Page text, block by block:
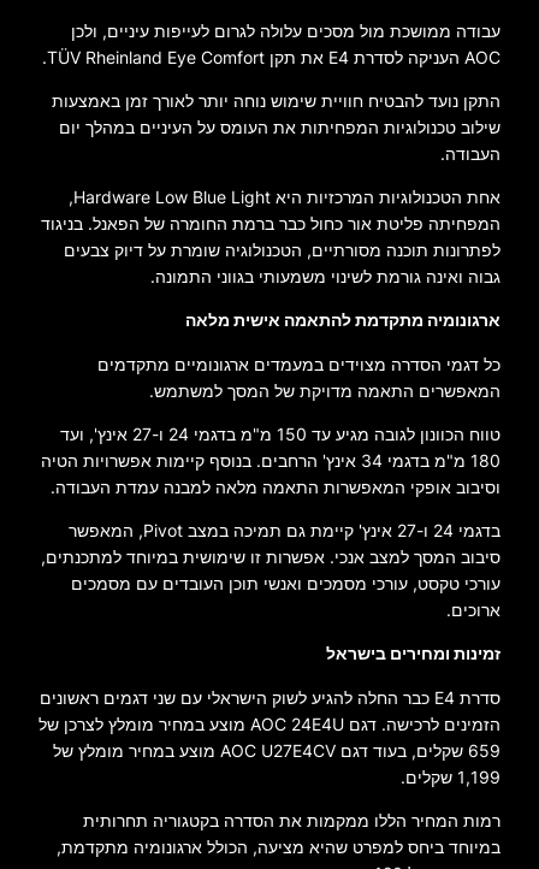
עבודה ממושכת מול מסכים עלולה לגרום לעייפות עיניים, ולכן
AOC העניקה לסדרת E4 את תקן TÜV Rheinland Eye Comfort.
התקן נועד להבטיח חוויית שימוש נוחה יותר לאורך זמן באמצעות
שילוב טכנולוגיות המפחיתות את העומס על העיניים במהלך יום
העבודה.
אחת הטכנולוגיות המרכזיות היא Hardware Low Blue Light,
המפחיתה פליטת אור כחול כבר ברמת החומרה של הפאנל. בניגוד
לפתרונות תוכנה מסורתיים, הטכנולוגיה שומרת על דיוק צבעים
גבוה ואינה גורמת לשינוי משמעותי בגווני התמונה.
ארגונומיה מתקדמת להתאמה אישית מלאה
כל דגמי הסדרה מצוידים במעמדים ארגונומיים מתקדמים
המאפשרים התאמה מדויקת של המסך למשתמש.
טווח הכוונון לגובה מגיע עד 150 מ"מ בדגמי 24 ו-27 אינץ', ועד
180 מ"מ בדגמי 34 אינץ' הרחבים. בנוסף קיימות אפשרויות הטיה
וסיבוב אופקי המאפשרות התאמה מלאה למבנה עמדת העבודה.
בדגמי 24 ו-27 אינץ' קיימת גם תמיכה במצב Pivot, המאפשר
סיבוב המסך למצב אנכי. אפשרות זו שימושית במיוחד למתכנתים,
עורכי טקסט, עורכי מסמכים ואנשי תוכן העובדים עם מסמכים
ארוכים.
זמינות ומחירים בישראל
סדרת E4 כבר החלה להגיע לשוק הישראלי עם שני דגמים ראשונים
הזמינים לרכישה. דגם AOC 24E4U מוצע במחיר מומלץ לצרכן של
659 שקלים, בעוד דגם AOC U27E4CV מוצע במחיר מומלץ של
1,199 שקלים.
רמות המחיר הללו ממקמות את הסדרה בקטגוריה תחרותית
במיוחד ביחס למפרט שהיא מציעה, הכולל ארגונומיה מתקדמת,